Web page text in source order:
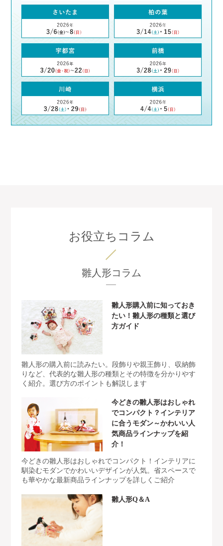
お役立ちコラム
雛人形コラム
雛人形購入前に知っておき
たい！雛人形の種類と選び
方ガイド
雛人形の購入前に読みたい。段飾りや親王飾り、収納飾
りなど、代表的な雛人形の種類とその特徴を分かりやす
く紹介。選び方のポイントも解説します
今どきの雛人形はおしゃれ
でコンパクト？インテリア
に合うモダン～かわいい人
気商品ラインナップを紹
介！
今どきの雛人形はおしゃれでコンパクト！インテリアに
馴染むモダンでかわいいデザインが人気。省スペースで
も華やかな最新商品ラインナップを詳しくご紹介
雛人形Q＆A